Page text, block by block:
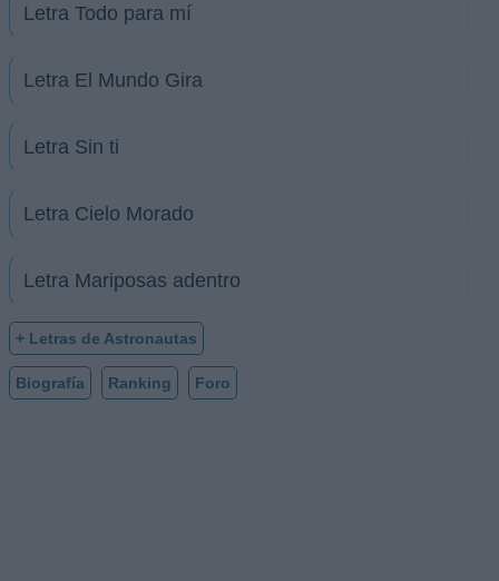
Letra Todo para mí
Letra El Mundo Gira
Letra Sin ti
Letra Cielo Morado
Letra Mariposas adentro
+ Letras de Astronautas
Biografía Ranking Foro